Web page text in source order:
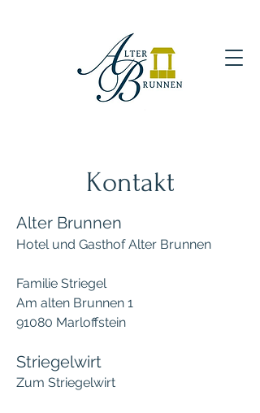
Kontakt
Alter Brunnen
Hotel und Gasthof Alter Brunnen
Familie Striegel
Am alten Brunnen 1
91080 Marloffstein
Striegelwirt
Zum Striegelwirt